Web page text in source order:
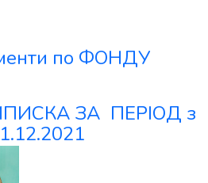
по ФОНДУ
ЗА ПЕРІОД з